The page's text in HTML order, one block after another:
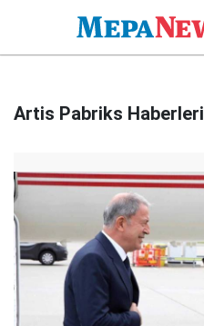
Artis Pabriks Haberleri